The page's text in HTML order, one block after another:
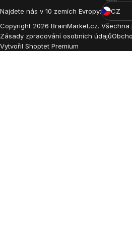
Najdete nás v 10 zemích Evropy:
CZ
Copyright 2026 BrainMarket.cz.
Zásady zpracování osobních údajů
Vytvořil Shoptet Premium